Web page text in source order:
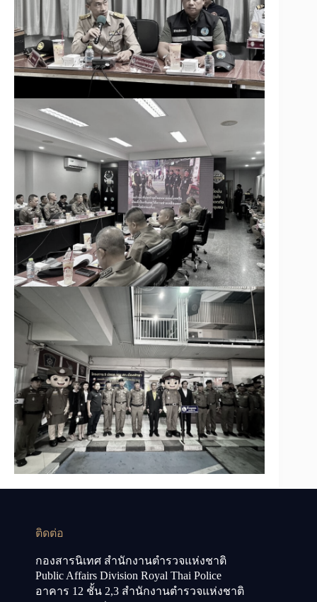
ติดต่อ
กองสารนิเทศ สำนักงานตำรวจแห่งชาติ
Public Affairs Division Royal Thai Police
อาคาร 12 ชั้น 2,3 สำนักงานตำรวจแห่งชาติ